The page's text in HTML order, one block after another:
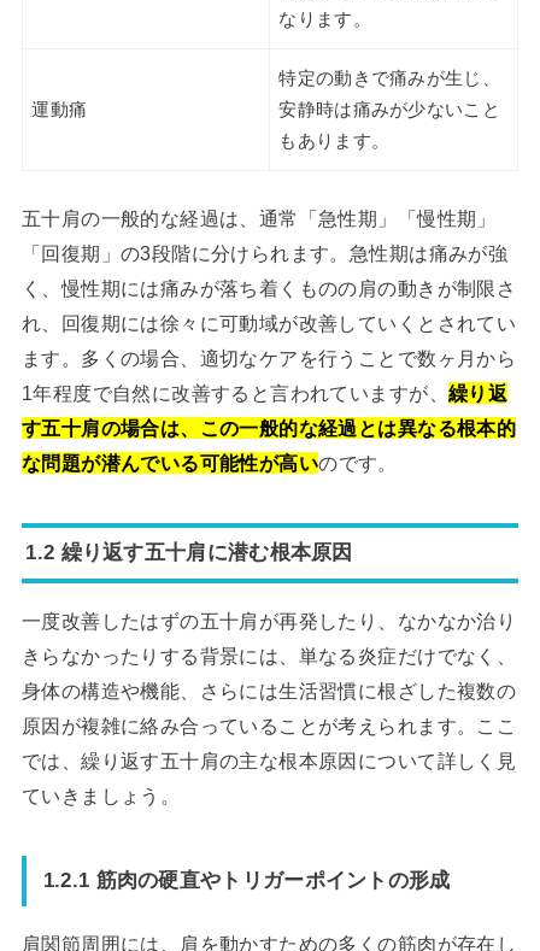
なります。
運動痛
特定の動きで痛みが生じ、
安静時は痛みが少ないこと
もあります。
五十肩の一般的な経過は、通常「急性期」「慢性期」
「回復期」の3段階に分けられます。急性期は痛みが強
く、慢性期には痛みが落ち着くものの肩の動きが制限さ
れ、回復期には徐々に可動域が改善していくとされてい
ます。多くの場合、適切なケアを行うことで数ヶ月から
1年程度で自然に改善すると言われていますが、 繰り返
す五十肩の場合は、この一般的な経過とは異なる根本的
な問題が潜んでいる可能性が高いのです。
1.2 繰り返す五十肩に潜む根本原因
一度改善したはずの五十肩が再発したり、なかなか治り
きらなかったりする背景には、単なる炎症だけでなく、
身体の構造や機能、さらには生活習慣に根ざした複数の
原因が複雑に絡み合っていることが考えられます。ここ
では、繰り返す五十肩の主な根本原因について詳しく見
ていきましょう。
1.2.1 筋肉の硬直やトリガーポイントの形成
肩関節周囲には、肩を動かすための多くの筋肉が存在し